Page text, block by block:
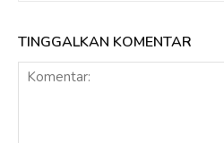
TINGGALKAN KOMENTAR